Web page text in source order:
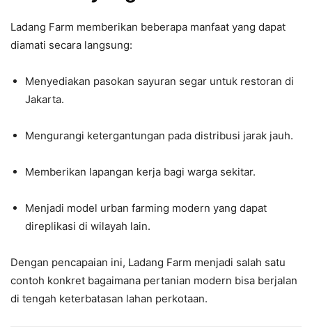
Ladang Farm memberikan beberapa manfaat yang dapat
diamati secara langsung:
Menyediakan pasokan sayuran segar untuk restoran di
Jakarta.
Mengurangi ketergantungan pada distribusi jarak jauh.
Memberikan lapangan kerja bagi warga sekitar.
Menjadi model urban farming modern yang dapat
direplikasi di wilayah lain.
Dengan pencapaian ini, Ladang Farm menjadi salah satu
contoh konkret bagaimana pertanian modern bisa berjalan
di tengah keterbatasan lahan perkotaan.